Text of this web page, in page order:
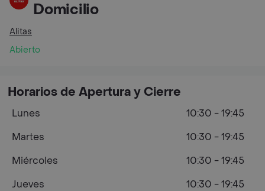
Domicilio
Alitas
Abierto
Horarios de Apertura y Cierre
Lunes
10:30 - 19:45
Martes
10:30 - 19:45
Miércoles
10:30 - 19:45
Jueves
10:30 - 19:45